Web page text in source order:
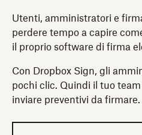
Utenti, amministratori e
perdere tempo a capire
il proprio software di firma
Con Dropbox Sign, gli
pochi clic. Quindi il tuo
inviare preventivi da firmare.